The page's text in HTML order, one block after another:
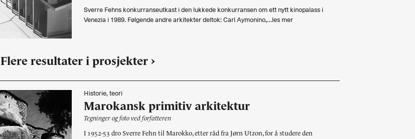
Sverre Fehns konkurranseutkast i den lukkede konkurransen om ett nytt kinopalass i
Venezia i 1989. Følgende andre arkitekter deltok: Carl Aymonino,…les mer
Flere resultater i prosjekter ›
Historie, teori
Marokansk primitiv arkitektur
Tegninger og foto ved forfatteren
I 1952-53 dro Sverre Fehn til Marokko, etter råd fra Jørn Utzon, for å studere den